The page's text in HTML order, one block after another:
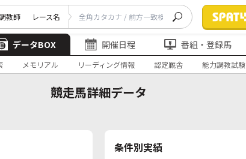
教師 レース名
データBOX 開催日程 番組・登録馬
メモリアル リーディング情報 認定厩舎 能力調教試験
競走馬詳細データ
条件別実績